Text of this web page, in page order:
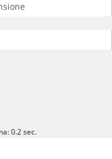
0.2 sec.